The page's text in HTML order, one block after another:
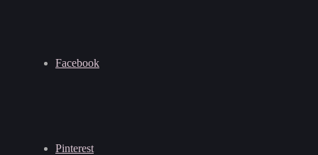
Facebook
Pinterest